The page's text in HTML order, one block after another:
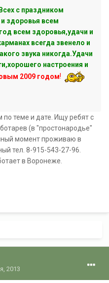
с праздником
здоровья всем
всем здоровья,удачи и
всегда звенело и
звука никогда.Удачи
настроения и
2009 годом!
по теме и дате. Ищу ребят с
(в "простонародье"
момент проживаю в
тел. 8-915-543-27-96.
в Воронеже.
2013